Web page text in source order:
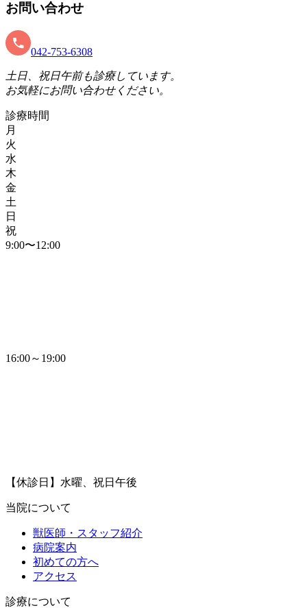
お問い合わせ
042-753-6308
土日、祝日午前も診療しています。
お気軽にお問い合わせください。
診療時間
月
火
水
木
金
土
日
祝
9:00〜12:00
16:00～19:00
【休診日】水曜、祝日午後
当院について
獣医師・スタッフ紹介
病院案内
初めての方へ
アクセス
診療について